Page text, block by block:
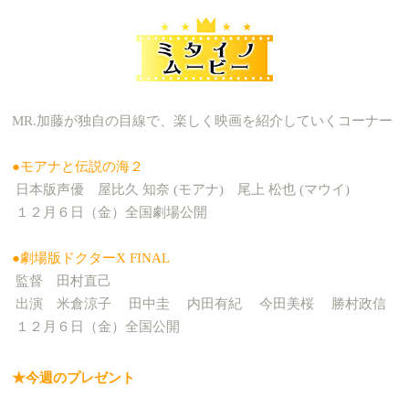
MR.加藤が独自の目線で、楽しく映画を紹介していくコーナー
●モアナと伝説の海２
日本版声優 屋比久 知奈 (モアナ) 尾上 松也 (マウイ)
１２月６日（金）全国劇場公開
●劇場版ドクターX FINAL
監督 田村直己
出演 米倉涼子 田中圭 内田有紀 今田美桜 勝村政信
１２月６日（金）全国公開
★今週のプレゼント